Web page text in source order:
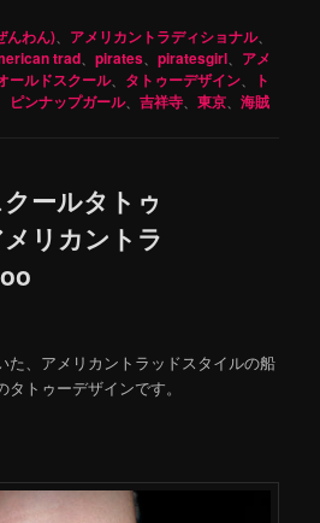
んわん) アメリカントラディショナル、
trad 、pirates 、piratesgirl
アメ
ールドスクール、 タトゥーデザイン
ト
ピンナップガール、吉祥寺 、東京 、海賊
ールタトゥ
リカントラ
た、アメリカントラッドスタイルの船
トゥーデザインです。